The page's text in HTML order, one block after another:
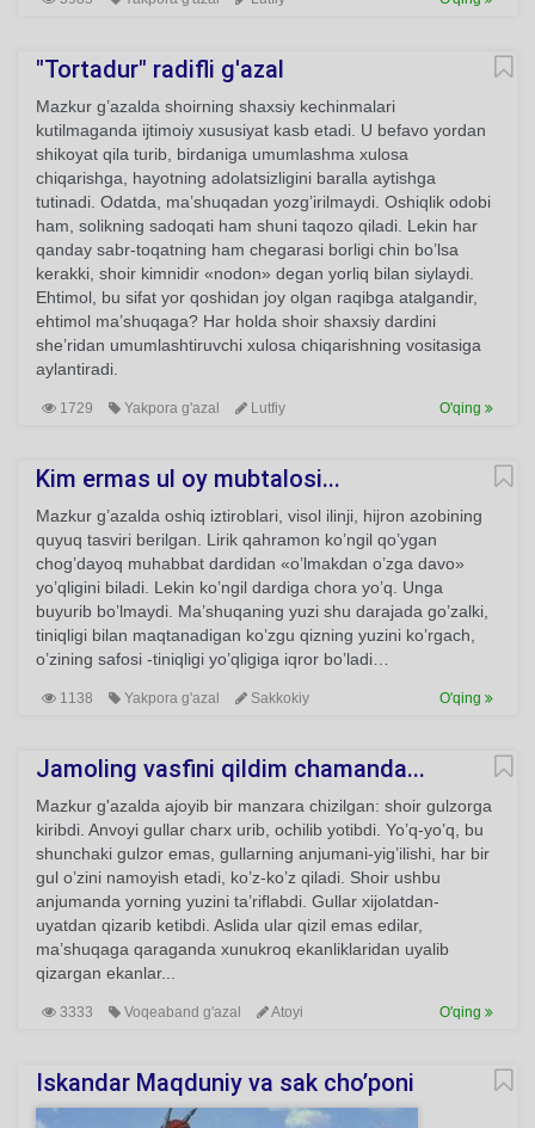
"Tortadur" radifli g'azal
Mazkur g’azalda shoirning shaxsiy kechinmalari
kutilmaganda ijtimoiy xususiyat kasb etadi. U befavo yordan
shikoyat qila turib, birdaniga umumlashma xulosa
chiqarishga, hayotning adolatsizligini baralla aytishga
tutinadi. Odatda, ma’shuqadan yozg’irilmaydi. Oshiqlik odobi
ham, solikning sadoqati ham shuni taqozo qiladi. Lekin har
qanday sabr-toqatning ham chegarasi borligi chin bo’lsa
kerakki, shoir kimnidir «nodon» degan yorliq bilan siylaydi.
Ehtimol, bu sifat yor qoshidan joy olgan raqibga atalgandir,
ehtimol ma’shuqaga? Har holda shoir shaxsiy dardini
she’ridan umumlashtiruvchi xulosa chiqarishning vositasiga
aylantiradi.
1729 Yakpora g'azal Lutfiy O'qing
Kim ermas ul oy mubtalosi...
Mazkur g’azalda oshiq iztiroblari, visol ilinji, hijron azobining
quyuq tasviri berilgan. Lirik qahramon ko’ngil qo’ygan
chog’dayoq muhabbat dardidan «o’lmakdan o’zga davo»
yo’qligini biladi. Lekin ko’ngil dardiga chora yo’q. Unga
buyurib bo’lmaydi. Ma’shuqaning yuzi shu darajada go’zalki,
tiniqligi bilan maqtanadigan ko’zgu qizning yuzini ko’rgach,
o’zining safosi -tiniqligi yo’qligiga iqror bo’ladi…
1138 Yakpora g'azal Sakkokiy O'qing
Jamoling vasfini qildim chamanda...
Mazkur g'azalda ajoyib bir manzara chizilgan: shoir gulzorga
kiribdi. Anvoyi gullar charx urib, ochilib yotibdi. Yo’q-yo’q, bu
shunchaki gulzor emas, gullarning anjumani-yig’ilishi, har bir
gul o’zini namoyish etadi, ko’z-ko’z qiladi. Shoir ushbu
anjumanda yorning yuzini ta’riflabdi. Gullar xijolatdan-
uyatdan qizarib ketibdi. Aslida ular qizil emas edilar,
ma’shuqaga qaraganda xunukroq ekanliklaridan uyalib
qizargan ekanlar...
3333 Voqeaband g'azal Atoyi O'qing
Iskandar Maqduniy va sak cho’poni